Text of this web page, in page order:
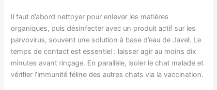
Il faut d’abord nettoyer pour enlever les matières
organiques, puis désinfecter avec un produit actif sur les
parvovirus, souvent une solution à base d’eau de Javel. Le
temps de contact est essentiel : laisser agir au moins dix
minutes avant rinçage. En parallèle, isoler le chat malade et
vérifier l’immunité féline des autres chats via la vaccination.